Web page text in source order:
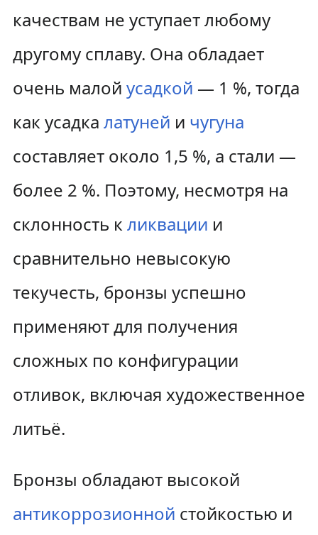
качествам не уступает любому
другому сплаву. Она обладает
очень малой усадкой — 1 %, тогда
как усадка латуней и чугуна
составляет около 1,5 %, а стали —
более 2 %. Поэтому, несмотря на
склонность к ликвации и
сравнительно невысокую
текучесть, бронзы успешно
применяют для получения
сложных по конфигурации
отливок, включая художественное
литьё.
Бронзы обладают высокой
антикоррозионной стойкостью и